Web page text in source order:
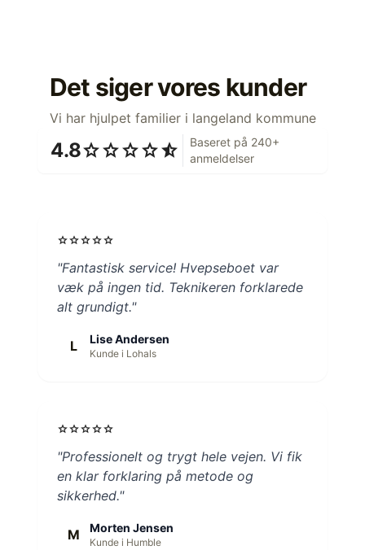
Det siger vores kunder
Vi har hjulpet familier i langeland kommune
4.8starstarstarstarstar_half
Baseret på 240+
anmeldelser
starstarstarstarstar
"Fantastisk service! Hvepseboet var
væk på ingen tid. Teknikeren forklarede
alt grundigt."
L Lise Andersen
Kunde i Lohals
starstarstarstarstar
"Professionelt og trygt hele vejen. Vi fik
en klar forklaring på metode og
sikkerhed."
M Morten Jensen
Kunde i Humble